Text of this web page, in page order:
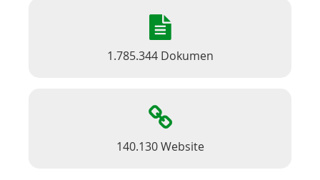
1.785.344 Dokumen
140.130 Website